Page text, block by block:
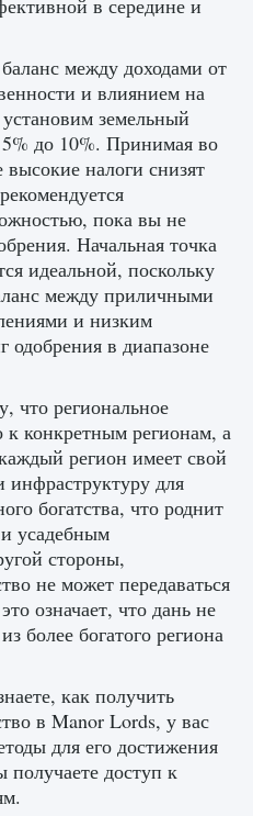
в середине и
между доходами от
и влиянием на
земельный
5% до 10%. Принимая во
налоги снизят
пока вы не
Начальная точка
идеальной, поскольку
между приличными
и низким
одобрения в диапазоне
что региональное
к конкретным регионам, а
регион имеет свой
инфраструктуру для
богатства, что роднит
усадебным
стороны,
не может передаваться
означает, что дань не
более богатого региона
как получить
в Manor Lords, у вас
для его достижения
доступ к